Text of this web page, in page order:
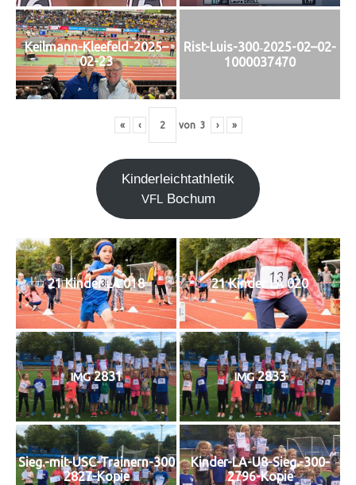
Keilmann-Kleefeld-2025–
02-23
Rist-Luis-300‑2025-02–02-
1000037470
« ‹ von 3 › »
Kin­der­leicht­ath­le­tik
VFLBochum
21 Kin­derLA018 21 Kin­der LA 020
IMG2831 IMG2833
Sieg.-mit-USC-Trainern-300
2827-Kopie
Kinder-LA-U8-Sieg.-300-
2796-Kopie